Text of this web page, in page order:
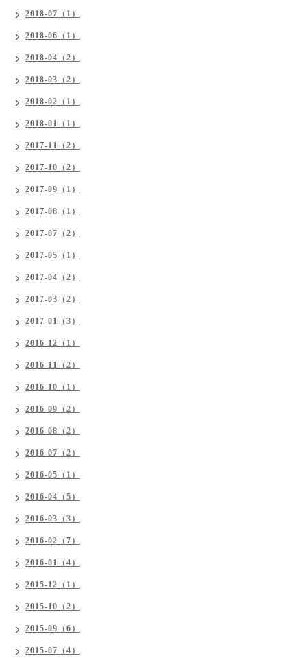
2018-07（1）
2018-06（1）
2018-04（2）
2018-03（2）
2018-02（1）
2018-01（1）
2017-11（2）
2017-10（2）
2017-09（1）
2017-08（1）
2017-07（2）
2017-05（1）
2017-04（2）
2017-03（2）
2017-01（3）
2016-12（1）
2016-11（2）
2016-10（1）
2016-09（2）
2016-08（2）
2016-07（2）
2016-05（1）
2016-04（5）
2016-03（3）
2016-02（7）
2016-01（4）
2015-12（1）
2015-10（2）
2015-09（6）
2015-07（4）